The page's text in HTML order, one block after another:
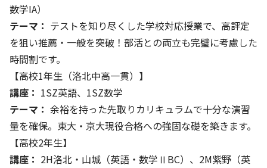
数学IA）
テーマ： テストを知り尽くした学校対応授業で、高評定
を狙い推薦・一般を突破！部活との両立も完璧に考慮した
時間割です。
【高校1年生（洛北中高一貫）】
講座： 1SZ英語、1SZ数学
テーマ： 余裕を持った先取りカリキュラムで十分な演習
量を確保。東大・京大現役合格への強固な礎を築きます。
【高校2年生】
講座： 2H洛北・山城（英語・数学ⅡBC）、2M紫野（英